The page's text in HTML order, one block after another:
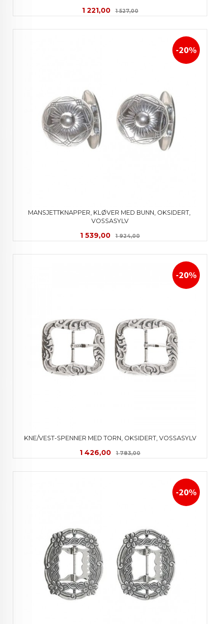
Tilbud
1 221,00 1 527,00Rabatt
MANSJETTKNAPPER, KLØVER MED BUNN, OKSIDERT,
VOSSASYLV
Tilbud
1 539,00 1 924,00Rabatt
-20%
KNE/VEST-SPENNER MED TORN, OKSIDERT, VOSSASYLV
Tilbud
1 426,00 1 783,00Rabatt
-20%
-20%